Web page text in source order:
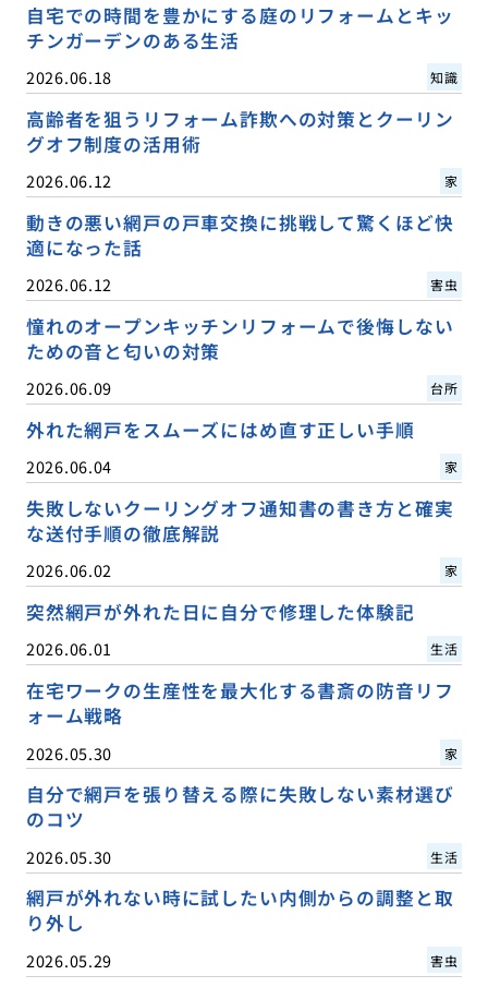
自宅での時間を豊かにする庭のリフォームとキッ
チンガーデンのある生活
2026.06.18 知識
高齢者を狙うリフォーム詐欺への対策とクーリン
グオフ制度の活用術
2026.06.12 家
動きの悪い網戸の戸車交換に挑戦して驚くほど快
適になった話
2026.06.12 害虫
憧れのオープンキッチンリフォームで後悔しない
ための音と匂いの対策
2026.06.09 台所
外れた網戸をスムーズにはめ直す正しい手順
2026.06.04 家
失敗しないクーリングオフ通知書の書き方と確実
な送付手順の徹底解説
2026.06.02 家
突然網戸が外れた日に自分で修理した体験記
2026.06.01 生活
在宅ワークの生産性を最大化する書斎の防音リフ
ォーム戦略
2026.05.30 家
自分で網戸を張り替える際に失敗しない素材選び
のコツ
2026.05.30 生活
網戸が外れない時に試したい内側からの調整と取
り外し
2026.05.29 害虫